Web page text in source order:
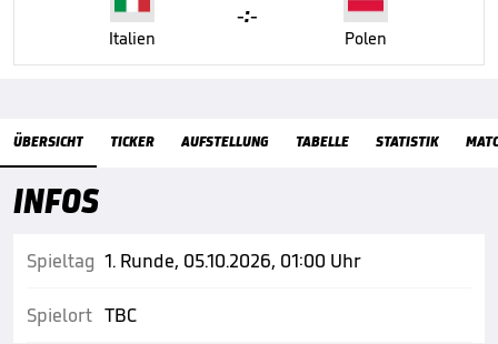
Italien
-:-
Polen
ÜBERSICHT TICKER AUFSTELLUNG TABELLE STATISTIK
Übersicht
INFOS
Spieltag
Spielort
1. Runde, 05.10.2026, 01:00 Uhr
TBC